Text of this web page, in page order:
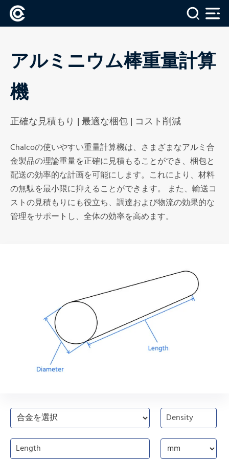
アルミニウム棒重量計算
機
正確な見積もり | 最適な梱包 | コスト削減
Chalcoの使いやすい重量計算機は、さまざまなアルミ合
金製品の理論重量を正確に見積もることができ、梱包と
配送の効率的な計画を可能にします。これにより、材料
の無駄を最小限に抑えることができます。 また、輸送コ
ストの見積もりにも役立ち、調達および物流の効果的な
管理をサポートし、全体の効率を高めます。